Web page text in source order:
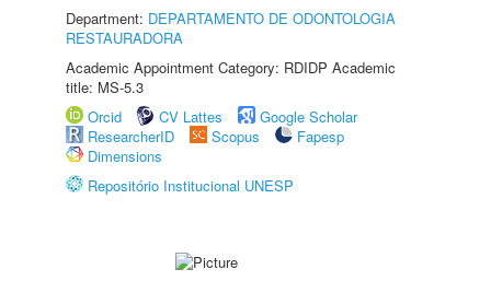
Department: DEPARTAMENTO DE ODONTOLOGIA
RESTAURADORA
Academic Appointment Category: RDIDP Academic
title: MS-5.3
Orcid
CV Lattes
Google Scholar
ResearcherID
Scopus
Fapesp
Dimensions
Repositório Institucional UNESP